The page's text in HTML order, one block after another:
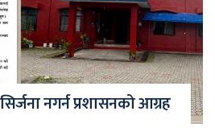
नगर्न प्रशासनको आग्रह